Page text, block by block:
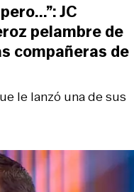
le lanzó una de sus
JC
pelambre de
compañeras de